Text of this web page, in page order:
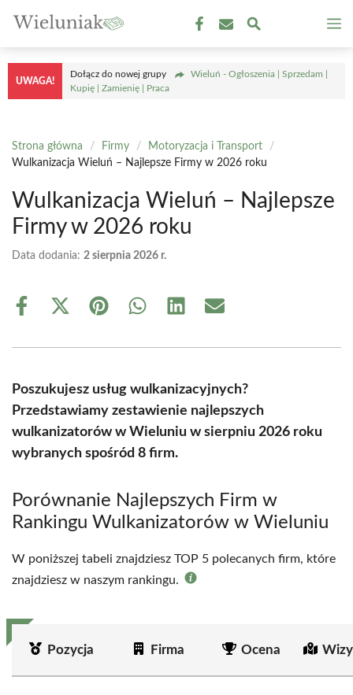
treści
UWAGA!
Dołącz do nowej grupy
Wieluń - Ogłoszenia | Sprzedam |
Kupię | Zamienię | Praca
Strona główna / Firmy / Motoryzacja i Transport
/
Wulkanizacja Wieluń – Najlepsze Firmy w 2026 roku
Wulkanizacja Wieluń – Najlepsze
Firmy w 2026 roku
Data dodania: 2 sierpnia 2026 r.
Share
Share
(Twitter)
Share Share Share Share
Poszukujesz usług wulkanizacyjnych?
Przedstawiamy zestawienie najlepszych
wulkanizatorów w Wieluniu w sierpniu 2026 roku
wybranych spośród 8 firm.
Porównanie Najlepszych Firm w
Rankingu Wulkanizatorów w Wieluniu
W poniższej tabeli znajdziesz TOP 5 polecanych firm, które
znajdziesz w naszym rankingu.
Pozycja Firma Ocena